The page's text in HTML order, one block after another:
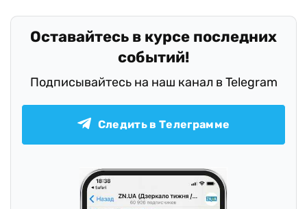
Оставайтесь в курсе последних
событий!
Подписывайтесь на наш канал в Telegram
Следить в Телеграмме